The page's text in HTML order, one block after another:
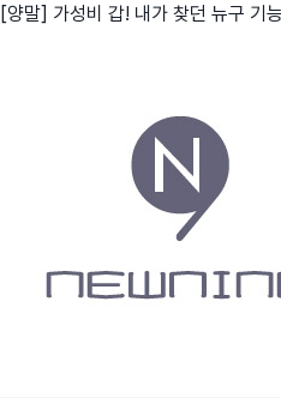
[양말] 가성비 갑! 내가 찾던 뉴구 기